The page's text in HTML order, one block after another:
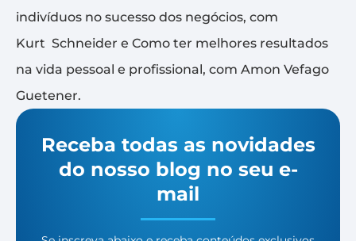
indivíduos no sucesso dos negócios, com
Kurt Schneider e Como ter melhores resultados
na vida pessoal e profissional, com Amon Vefago
Guetener.
Receba todas as novidades
do nosso blog no seu e-
mail